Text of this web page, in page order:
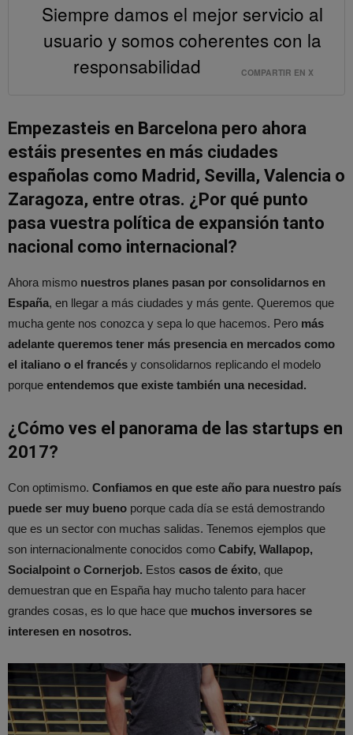
Siempre damos el mejor servicio al
usuario y somos coherentes con la
responsabilidad
COMPARTIR EN X
Empezasteis en Barcelona pero ahora
estáis presentes en más ciudades
españolas como Madrid, Sevilla, Valencia o
Zaragoza, entre otras. ¿Por qué punto
pasa vuestra política de expansión tanto
nacional como internacional?
Ahora mismo nuestros planes pasan por consolidarnos en
España, en llegar a más ciudades y más gente. Queremos que
mucha gente nos conozca y sepa lo que hacemos. Pero más
adelante queremos tener más presencia en mercados como
el italiano o el francés y consolidarnos replicando el modelo
porque entendemos que existe también una necesidad.
¿Cómo ves el panorama de las startups en
2017?
Con optimismo. Confiamos en que este año para nuestro país
puede ser muy bueno porque cada día se está demostrando
que es un sector con muchas salidas. Tenemos ejemplos que
son internacionalmente conocidos como Cabify, Wallapop,
Socialpoint o Cornerjob. Estos casos de éxito, que
demuestran que en España hay mucho talento para hacer
grandes cosas, es lo que hace que muchos inversores se
interesen en nosotros.